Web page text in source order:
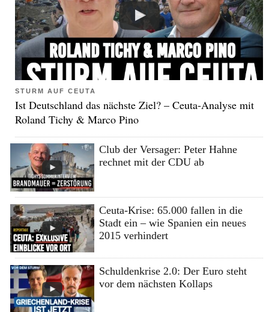
STURM AUF CEUTA
Ist Deutschland das nächste Ziel? – Ceuta-Analyse mit
Roland Tichy & Marco Pino
Club der Versager: Peter Hahne
rechnet mit der CDU ab
Ceuta-Krise: 65.000 fallen in die
Stadt ein – wie Spanien ein neues
2015 verhindert
Schuldenkrise 2.0: Der Euro steht
vor dem nächsten Kollaps